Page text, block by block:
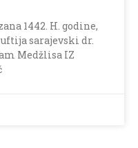
1442. H. godine,
sarajevski dr.
Medžlisa IZ